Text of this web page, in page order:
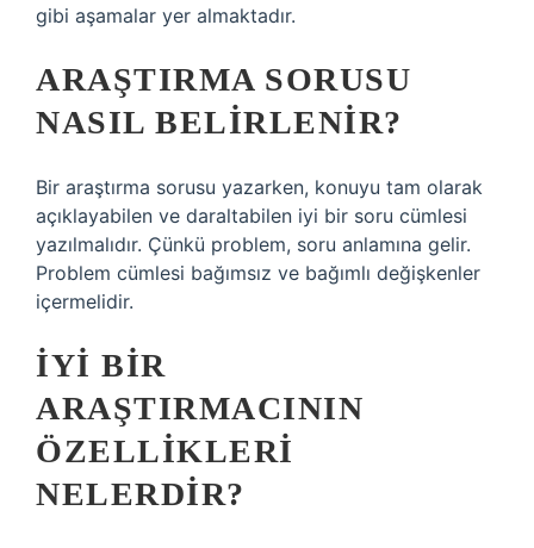
gibi aşamalar yer almaktadır.
ARAŞTIRMA SORUSU
NASIL BELIRLENIR?
Bir araştırma sorusu yazarken, konuyu tam olarak
açıklayabilen ve daraltabilen iyi bir soru cümlesi
yazılmalıdır. Çünkü problem, soru anlamına gelir.
Problem cümlesi bağımsız ve bağımlı değişkenler
içermelidir.
İYI BIR
ARAŞTIRMACININ
ÖZELLIKLERI
NELERDIR?